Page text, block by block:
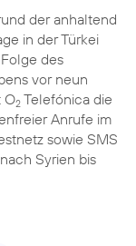
der anhaltend
in der Türkei
des
vor neun
O2Telefónica die
Anrufe im
sowie SMS
Syrien bis